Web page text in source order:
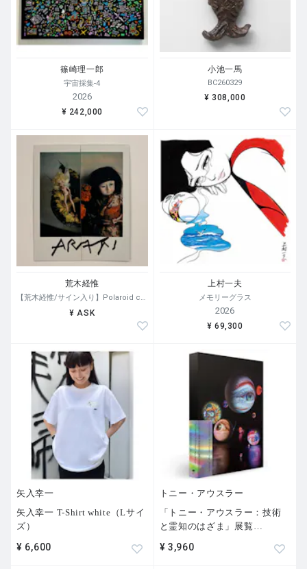
篠崎理一郎
宇宙採集-4
2026
¥ 242,000
小池一馬
BC260329
¥ 308,000
荒木経惟
【荒木経惟/サイン入り】Polaroid collage
¥ ASK
上村一夫
メモリーグラス
2026
¥ 69,300
矢入幸一
矢入幸一 T-Shirt white（Lサイ
ズ）
¥ 6,600
トニー・アウスラー
「トニー・アウスラー：技術
と霊知のはざま」展覧
¥ 3,960